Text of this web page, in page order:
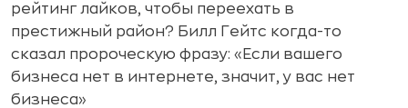
рейтинг лайков, чтобы переехать в
престижный район? Билл Гейтс когда-то
сказал пророческую фразу: «Если вашего
бизнеса нет в интернете, значит, у вас нет
бизнеса»